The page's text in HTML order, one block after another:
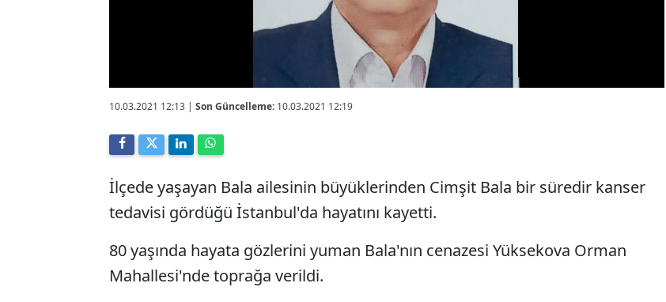
10.03.2021 12:13 | Son Güncelleme: 10.03.2021 12:19
İlçede yaşayan Bala ailesinin büyüklerinden Cimşit Bala bir süredir kanser
tedavisi gördüğü İstanbul'da hayatını kayetti.
80 yaşında hayata gözlerini yuman Bala'nın cenazesi Yüksekova Orman
Mahallesi'nde toprağa verildi.